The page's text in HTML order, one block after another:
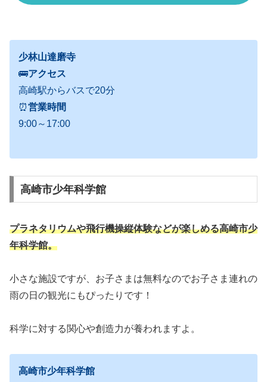
少林山達磨寺
🚌アクセス
高崎駅からバスで20分
⏰営業時間
9:00～17:00
高崎市少年科学館
プラネタリウムや飛行機操縦体験などが楽しめる高崎市少
年科学館。
小さな施設ですが、お子さまは無料なのでお子さま連れの
雨の日の観光にもぴったりです！
科学に対する関心や創造力が養われますよ。
高崎市少年科学館